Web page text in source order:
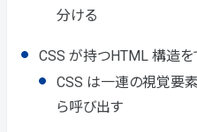
分ける
CSS が持つHTML 構造を
CSS は一連の視覚要
ら呼び出す